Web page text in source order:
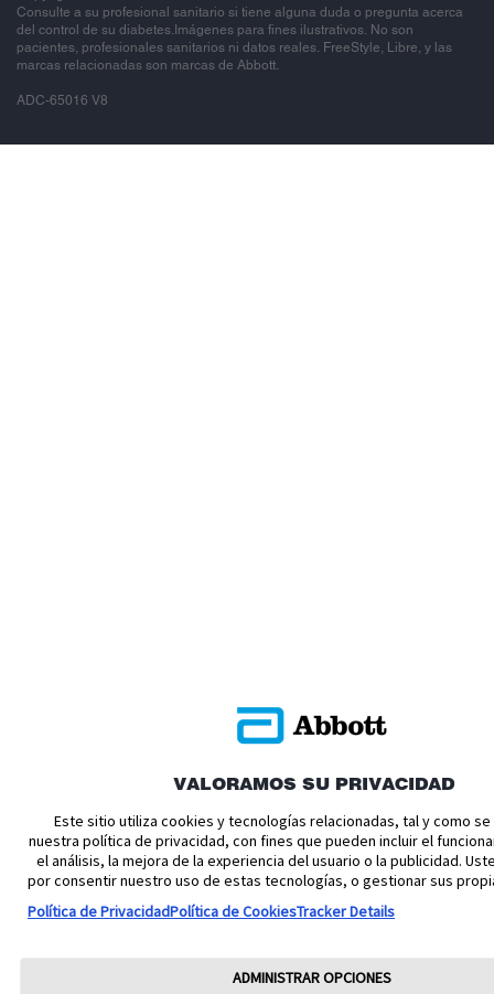
Consulte a su profesional sanitario si tiene alguna duda o pregunta acerca
del control de su diabetes.Imágenes para fines ilustrativos. No son
pacientes, profesionales sanitarios ni datos reales. FreeStyle, Libre, y las
marcas relacionadas son marcas de Abbott.
ADC-65016 V8
VALORAMOS SU PRIVACIDAD
Este sitio utiliza cookies y tecnologías relacionadas, tal y como
nuestra política de privacidad, con fines que pueden incluir el
el análisis, la mejora de la experiencia del usuario o la publicidad.
por consentir nuestro uso de estas tecnologías, o gestionar sus
Política de PrivacidadPolítica de CookiesTracker Details
ADMINISTRAR OPCIONES